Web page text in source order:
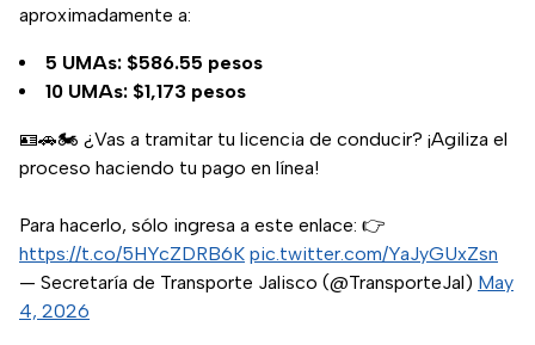
aproximadamente a:
5 UMAs: $586.55 pesos
10 UMAs: $1,173 pesos
🪪🚗🏍️ ¿Vas a tramitar tu licencia de conducir? ¡Agiliza el
proceso haciendo tu pago en línea!
Para hacerlo, sólo ingresa a este enlace: 👉
https://t.co/5HYcZDRB6K pic.twitter.com/YaJyGUxZsn
— Secretaría de Transporte Jalisco (@TransporteJal) May
4, 2026